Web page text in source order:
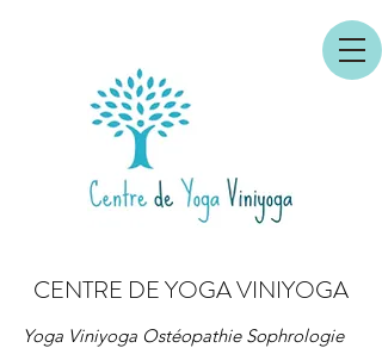
CENTRE DE YOGA VINIYOGA
Yoga Viniyoga Ostéopathie Sophrologie